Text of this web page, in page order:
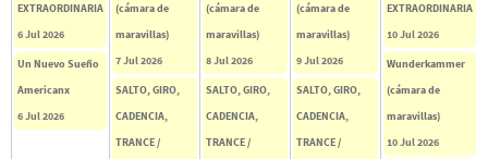
EXTRAORDINARIA
6 Jul 2026
Un Nuevo Sueño
Americanx
6 Jul 2026
(cámara de
maravillas)
7 Jul 2026
SALTO, GIRO,
CADENCIA,
TRANCE /
(cámara de
maravillas)
8 Jul 2026
SALTO, GIRO,
CADENCIA,
TRANCE /
(cámara de
maravillas)
9 Jul 2026
SALTO, GIRO,
CADENCIA,
TRANCE /
EXTRAORDINARIA
10 Jul 2026
Wunderkammer
(cámara de
maravillas)
10 Jul 2026